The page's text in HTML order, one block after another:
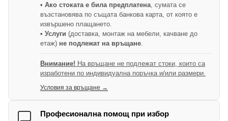
• Ако стоката е била предплатена , сумата се
възстановява по същата банкова карта, от която е
извършено плащането.
• Услуги (доставка, монтаж на мебели, качване до
етаж) не подлежат на връщане
Внимание! На връщане не подлежат стоки, които са
изработени по индивидуална поръчка и/или размери.
Условия за връщане →
Професионална помощ при избор